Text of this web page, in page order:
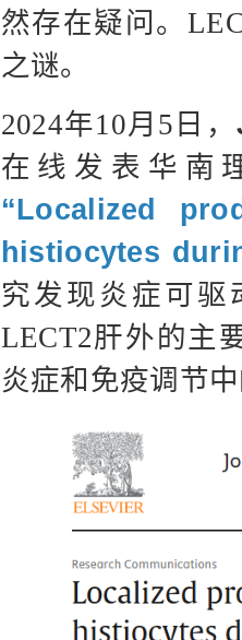
然存在疑问。
之谜。
2024年10月5日，
在线发表华南
“Localized
histiocytes
究发现炎症可驱
LECT2肝外的主
炎症和免疫调节